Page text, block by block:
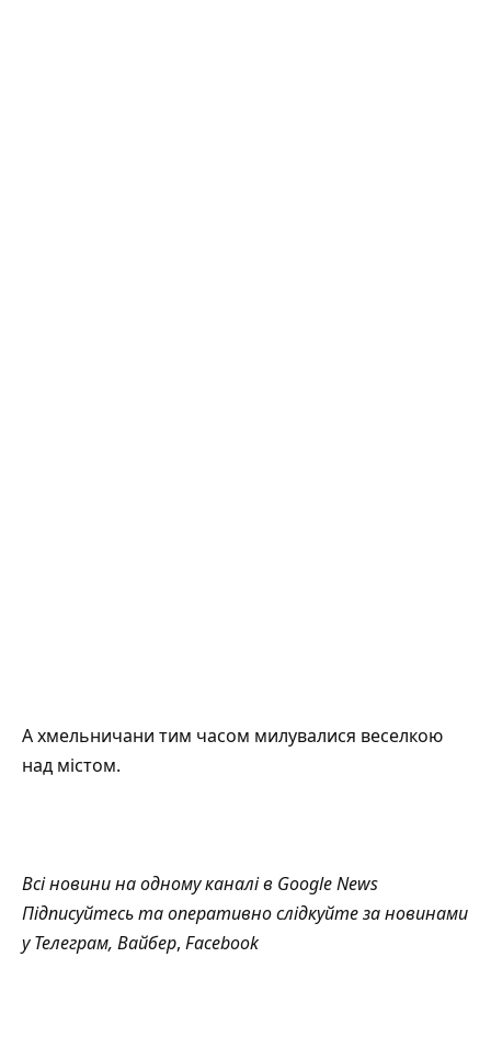
А хмельничани тим часом милувалися веселкою
над містом.
Всі новини на одному каналі в Google News
Підписуйтесь та оперативно слідкуйте за новинами
уТелеграм, Вайбер, Facebook